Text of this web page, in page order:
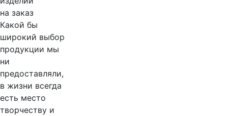
на заказ
Какой бы
широкий выбор
продукции мы
ни
предоставляли,
в жизни всегда
есть место
творчеству и